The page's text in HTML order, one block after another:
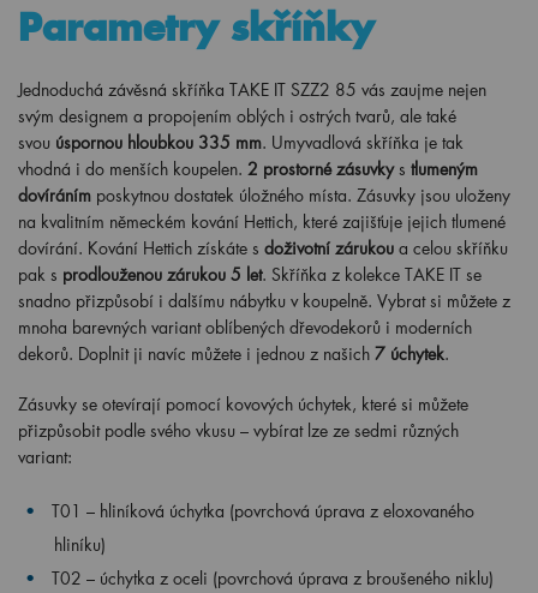
Parametry skříňky
Jednoduchá závěsná skříňka TAKE IT SZZ2 85 vás zaujme nejen
svým designem a propojením oblých i ostrých tvarů, ale také
svou úspornou hloubkou 335 mm. Umyvadlová skříňka je tak
vhodná i do menších koupelen. 2 prostorné zásuvky s tlumeným
dovíráním poskytnou dostatek úložného místa. Zásuvky jsou uloženy
na kvalitním německém kování Hettich, které zajišťuje jejich tlumené
dovírání. Kování Hettich získáte s doživotní zárukou a celou skříňku
pak s prodlouženou zárukou 5 let. Skříňka z kolekce TAKE IT se
snadno přizpůsobí i dalšímu nábytku v koupelně. Vybrat si můžete z
mnoha barevných variant oblíbených dřevodekorů i moderních
dekorů. Doplnit ji navíc můžete i jednou z našich 7 úchytek.
Zásuvky se otevírají pomocí kovových úchytek, které si můžete
přizpůsobit podle svého vkusu – vybírat lze ze sedmi různých
variant:
T01 – hliníková úchytka (povrchová úprava z eloxovaného
hliníku)
T02 – úchytka z oceli (povrchová úprava z broušeného niklu)